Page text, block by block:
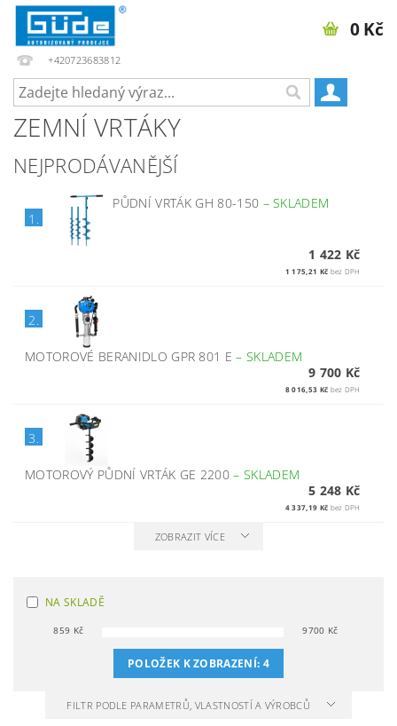
+420723683812
0 Kč
ZEMNÍ VRTÁKY
NEJPRODÁVANĚJŠÍ
1.
PŮDNÍ VRTÁK GH 80-150 –SKLADEM
1 422 Kč
1 175,21 Kč bez DPH
2.
MOTOROVÉ BERANIDLO GPR 801 E–SKLADEM
9 700 Kč
8 016,53 Kč bez DPH
3.
MOTOROVÝ PŮDNÍ VRTÁK GE 2200–SKLADEM
5 248 Kč
4 337,19 Kč bez DPH
ZOBRAZIT VÍCE
NA SKLADĚ
859 Kč 9700 Kč
POLOŽEK K ZOBRAZENÍ: 4
FILTR PODLE PARAMETRŮ, VLASTNOSTÍ A VÝROBCŮ